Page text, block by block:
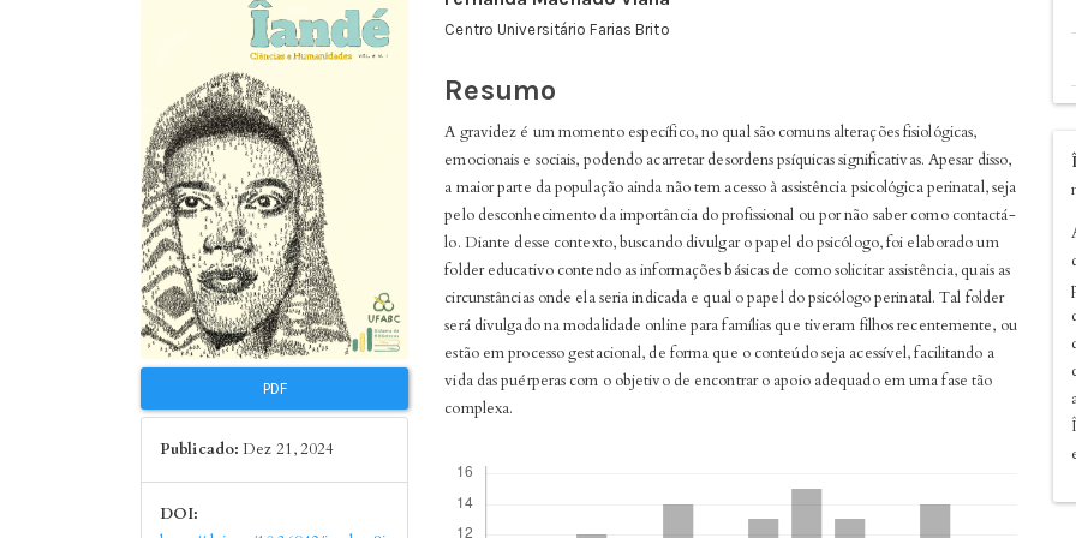
artigos
PDF
Publicado: Dez 21, 2024
DOI:
do
principal
Centro Universitário Farias Brito
Resumo
A gravidez é um momento específico, no qual são comuns alterações fisiológicas,
emocionais e sociais, podendo acarretar desordens psíquicas significativas. Apesar disso,
a maior parte da população ainda não tem acesso à assistência psicológica perinatal, seja
pelo desconhecimento da importância do profissional ou por não saber como contactá-
lo. Diante desse contexto, buscando divulgar o papel do psicólogo, foi elaborado um
folder educativo contendo as informações básicas de como solicitar assistência, quais as
circunstâncias onde ela seria indicada e qual o papel do psicólogo perinatal. Tal folder
será divulgado na modalidade online para famílias que tiveram filhos recentemente, ou
estão em processo gestacional, de forma que o conteúdo seja acessível, facilitando a
vida das puérperas com o objetivo de encontrar o apoio adequado em uma fase tão
complexa.